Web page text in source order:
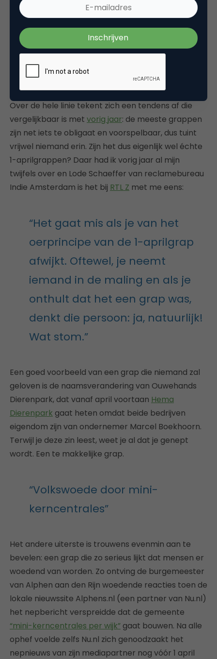
Over de hele linie tekent zich een tendens af die
vergelijkbaar is met vorig jaar: de meeste grappen
zijn net iets te obligaat en voorspelbaar, dus tuint
vrijwel niemand erin. Zijn het dus eigenlijk wel échte
1-aprilgrappen? Daar had ik vorig jaar al mijn
twijfels over en Lode Schaeffer van reclamebureau
Indie Amsterdam is het bij RTL Z met me eens:
“Het gaat mis als je van het
oerprincipe van de 1-aprilgrap
afwijkt. Oftewel, je neemt
iemand in de maling en als je
onthult dat het een grap was,
denkt die persoon: ja, natuurlijk!
Wat stom.”
Een goed voorbeeld van een grap die niemand zal
geloven is de naamsverandering van Ouwehands
Dierenpark, dat vanaf april voortaan Hema
Dierenpark gaat heten omdat beide bedrijven
eigendom zijn van ondernemer Marcel Boekhoorn.
Terwijl je deze zin leest, weet je al dat je genept
wordt. Een te makkelijke grap.
“Volkswoede door mini-
kerncentrales”
Het andere uiterste is trouwens evenmin aan te
bevelen: een grap die zo serieus lijkt dat mensen er
woedend van worden. Zo ontving de burgemeester
van Alphen aan den Rijn woedende reacties toen de
lokale nieuwssite Alphens.nl (een partner van Nu.nl)
het nepbericht verspreidde dat de gemeente
“mini-kerncentrales per wijk” gaat bouwen. Na alle
ophef voelde zelfs Nu.nl zich genoodzaakt het
nepnieuws van zijn mediapartner nog vóór 1 april